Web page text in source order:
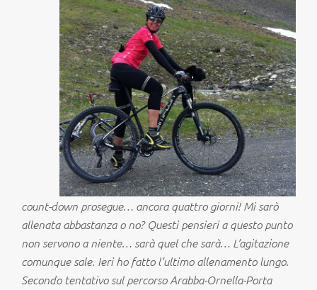
count-down prosegue… ancora quattro giorni! Mi sarò
allenata abbastanza o no? Questi pensieri a questo punto
non servono a niente… sarà quel che sarà… L’agitazione
comunque sale. Ieri ho fatto l’ultimo allenamento lungo.
Secondo tentativo sul percorso Arabba-Ornella-Porta